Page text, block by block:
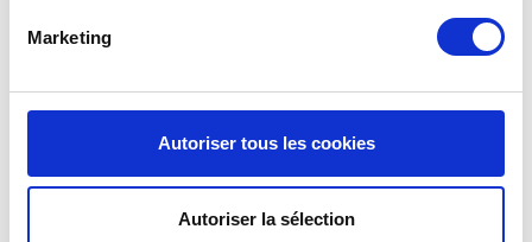
Marketing
Autoriser tous les cookies
Autoriser la sélection
WIEDERVERWENDBARE UND
PERSONALISIERBARE 1,5 L
GROSSE WEINGLÄSER 60 CL E
COCUP ® ECO BALLON R